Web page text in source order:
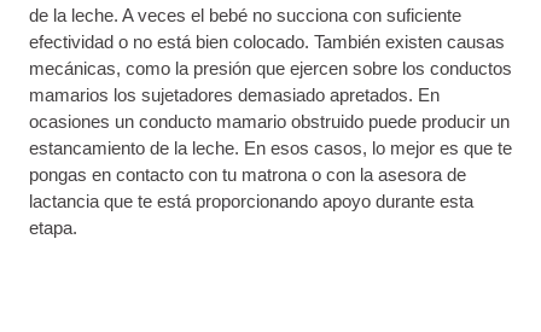
de la leche. A veces el bebé no succiona con suficiente
efectividad o no está bien colocado. También existen causas
mecánicas, como la presión que ejercen sobre los conductos
mamarios los sujetadores demasiado apretados. En
ocasiones un conducto mamario obstruido puede producir un
estancamiento de la leche. En esos casos, lo mejor es que te
pongas en contacto con tu matrona o con la asesora de
lactancia que te está proporcionando apoyo durante esta
etapa.